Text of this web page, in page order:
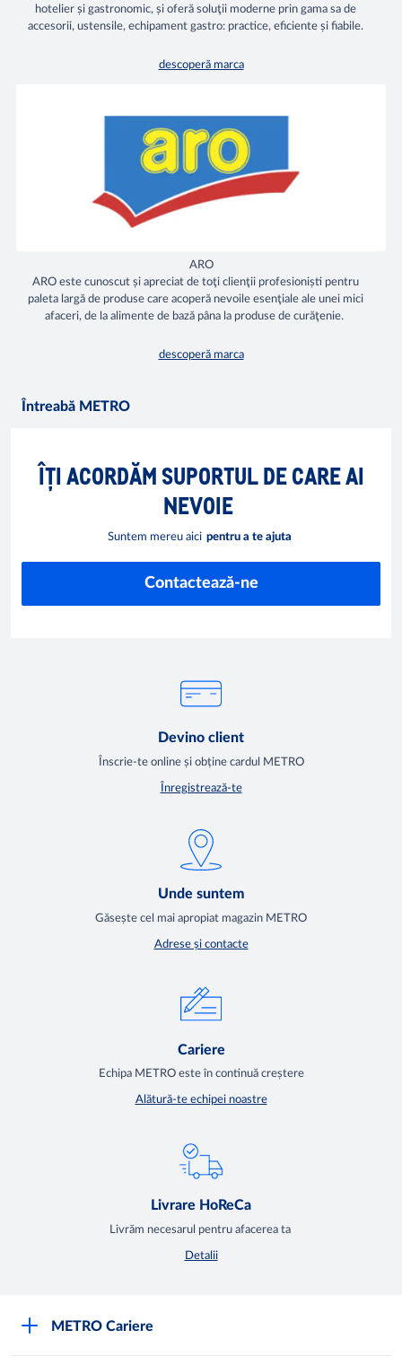
hotelier și gastronomic, și oferă soluţii moderne prin gama sa de
accesorii, ustensile, echipament gastro: practice, eficiente și fiabile.
descoperă marca
ARO
ARO este cunoscut și apreciat de toţi clienţii profesioniști pentru
paleta largă de produse care acoperă nevoile esenţiale ale unei mici
afaceri, de la alimente de bază pâna la produse de curăţenie.
descoperă marca
Întreabă METRO
ÎȚI ACORDĂM SUPORTUL DE CARE AI
NEVOIE
Suntem mereu aici pentru a te ajuta
Contactează-ne
Devino client
Înscrie-te online și obține cardul METRO
Înregistrează-te
Unde suntem
Găsește cel mai apropiat magazin METRO
Adrese și contacte
Cariere
Echipa METRO este în continuă creștere
Alătură-te echipei noastre
Livrare HoReCa
Livrăm necesarul pentru afacerea ta
Detalii
METRO Cariere